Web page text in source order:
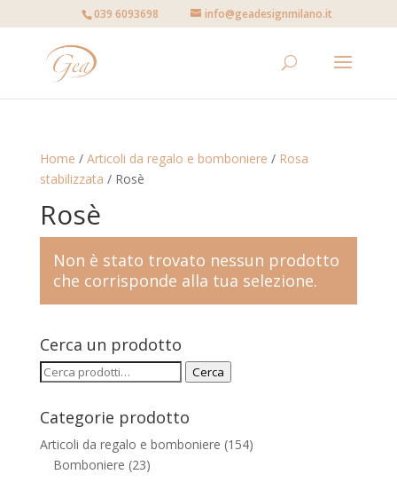
039 6093698 info@geadesignmilano.it
Home / Articoli da regalo e bomboniere / Rosa
stabilizzata / Rosè
Rosè
Non è stato trovato nessun prodotto
che corrisponde alla tua selezione.
Cerca un prodotto
Cerca: Cerca
Categorie prodotto
Articoli da regalo e bomboniere (154)
Bomboniere (23)